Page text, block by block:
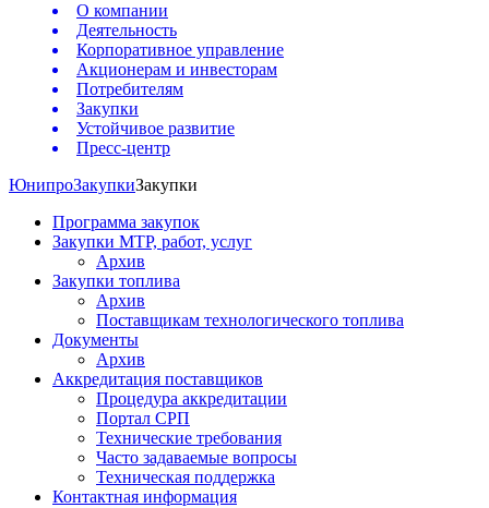
О компании
Деятельность
Корпоративное управление
Акционерам и инвесторам
Потребителям
Закупки
Устойчивое развитие
Пресс-центр
ЮнипроЗакупкиЗакупки
Программа закупок
Закупки МТР, работ, услуг
Архив
Закупки топлива
Архив
Поставщикам технологического топлива
Документы
Архив
Аккредитация поставщиков
Процедура аккредитации
Портал СРП
Технические требования
Часто задаваемые вопросы
Техническая поддержка
Контактная информация